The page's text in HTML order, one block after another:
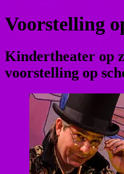
Voorstelling
Kindertheater op
voorstelling op